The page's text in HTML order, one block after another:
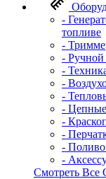
-
топливе
-
- Ручной
-
-
-
-
-
-
-
-
Смотреть Все